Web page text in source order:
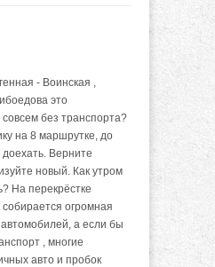
- Воинская ,
это
без транспорта?
на 8 маршрутке, до
Верните
новый. Как утром
На перекрёстке
огромная
а если бы
, многие
авто и пробок